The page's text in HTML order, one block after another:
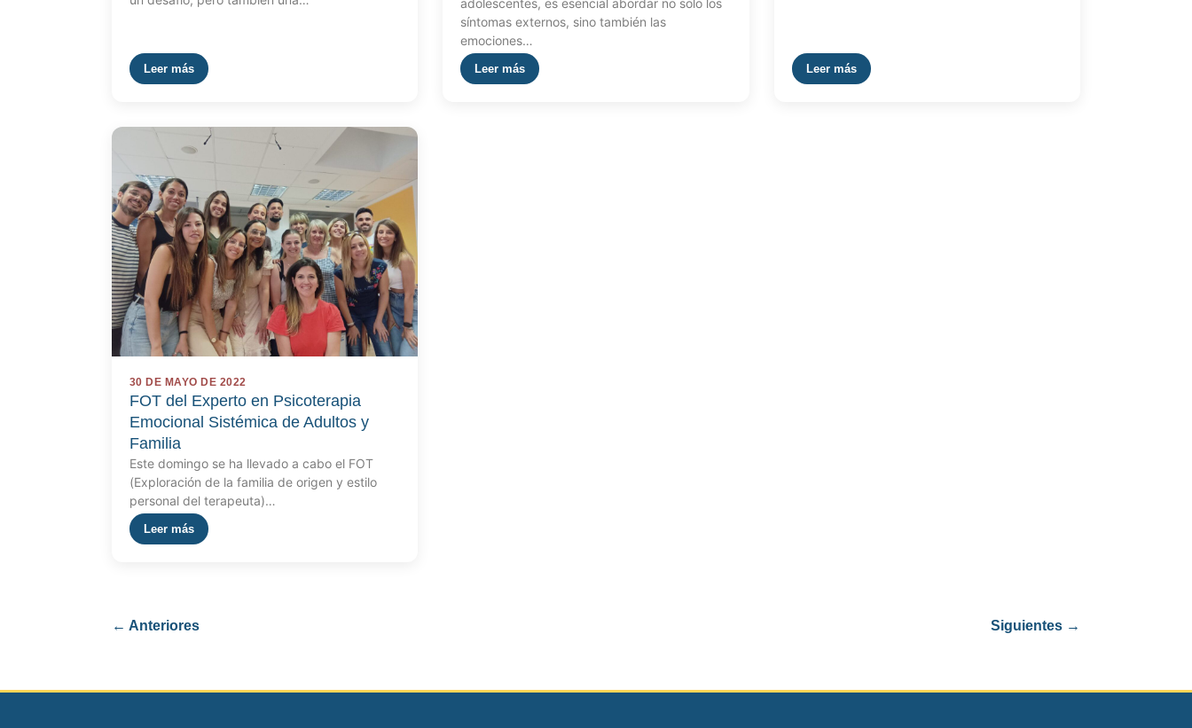
Leer más
síntomas externos, sino también las
emociones…
Leer más Leer más
30 DE MAYO DE 2022
FOT del Experto en Psicoterapia
Emocional Sistémica de Adultos y
Familia
Este domingo se ha llevado a cabo el FOT
(Exploración de la familia de origen y estilo
personal del terapeuta)…
Leer más
← Anteriores Siguientes →